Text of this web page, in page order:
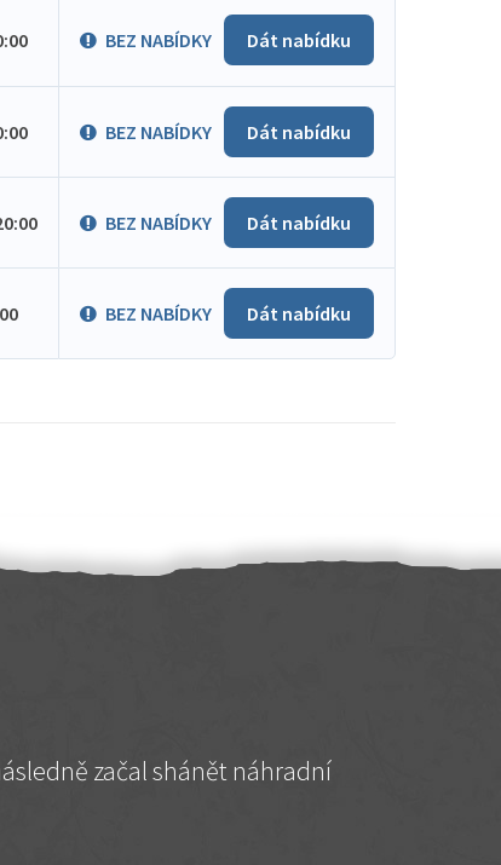
BEZ NABÍDKY Dát nabídku
BEZ NABÍDKY Dát nabídku
BEZ NABÍDKY Dát nabídku
BEZ NABÍDKY Dát nabídku
začal shánět náhradní